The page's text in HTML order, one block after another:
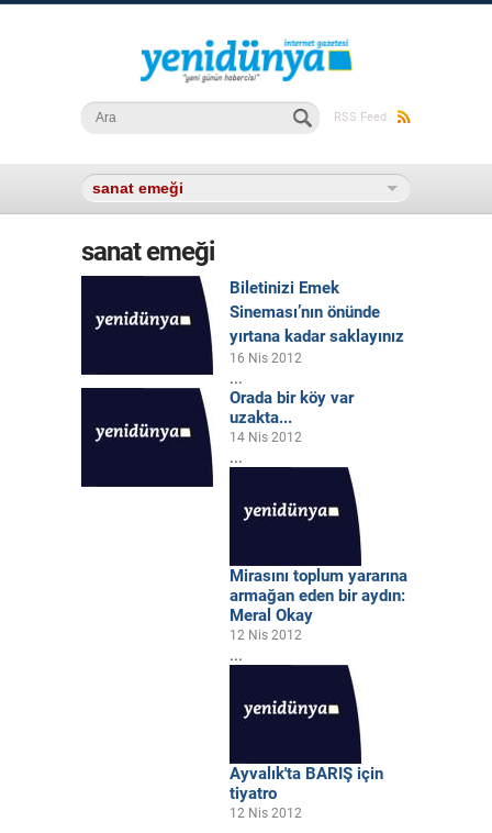
RSS Feed
Arama formu
Ara
sanat emeği
Biletinizi Emek
Sineması’nın önünde
yırtana kadar saklayınız
16 Nis 2012
...
Orada bir köy var
uzakta...
14 Nis 2012
...
Mirasını toplum yararına
armağan eden bir aydın:
Meral Okay
12 Nis 2012
...
Ayvalık'ta BARIŞ için
tiyatro
12 Nis 2012